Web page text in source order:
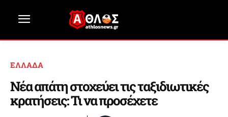
ΕΛΛΑΔΑ
Νέα απάτη στοχεύει τις ταξιδιωτικές
κρατήσεις: Τι να προσέχετε